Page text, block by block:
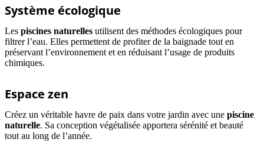
Système écologique
Les piscines naturelles utilisent des méthodes écologiques pour
filtrer l’eau. Elles permettent de profiter de la baignade tout en
préservant l’environnement et en réduisant l’usage de produits
chimiques.
Espace zen
Créez un véritable havre de paix dans votre jardin avec une piscine
naturelle. Sa conception végétalisée apportera sérénité et beauté
tout au long de l’année.